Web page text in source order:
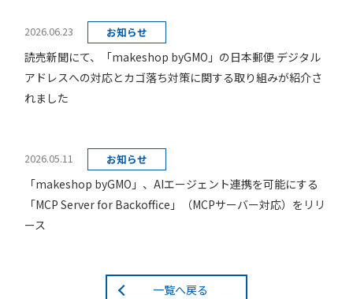
2026.06.23 お知らせ
読売新聞にて、「makeshop byGMO」の日本郵便 デジタル
アドレスへの対応とカゴ落ち対策に関する取り組みが紹介さ
れました
2026.05.11 お知らせ
「makeshop byGMO」、AIエージェント連携を可能にする
「MCP Server for Backoffice」（MCPサーバー対応）をリリ
ース
一覧へ戻る